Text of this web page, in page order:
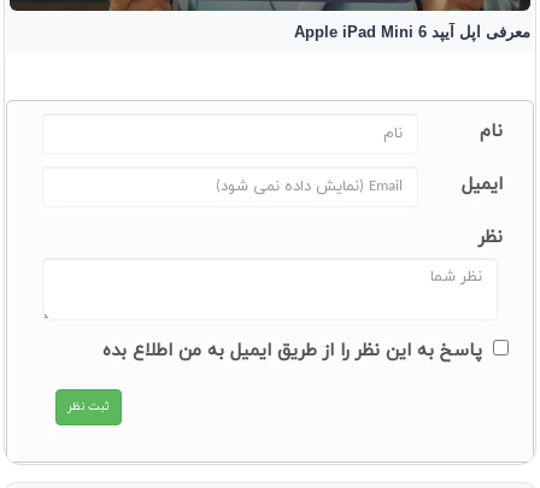
معرفی اپل آیپد Apple iPad Mini 6
نام
ایمیل
نظر
پاسخ به این نظر را از طریق ایمیل به من اطلاع بده